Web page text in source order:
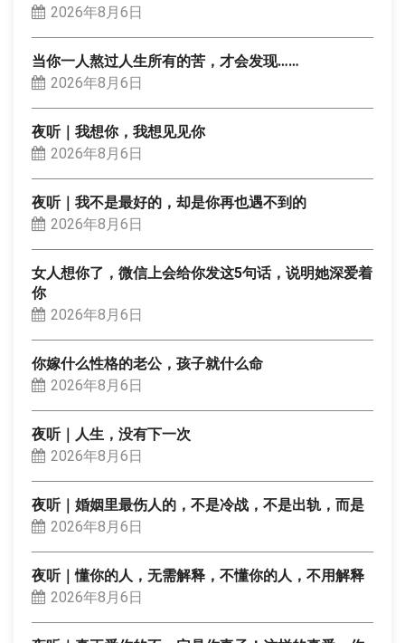
2026年8月6日
当你一人熬过人生所有的苦，才会发现……
2026年8月6日
夜听｜我想你，我想见见你
2026年8月6日
夜听｜我不是最好的，却是你再也遇不到的
2026年8月6日
女人想你了，微信上会给你发这5句话，说明她深爱着
你
2026年8月6日
你嫁什么性格的老公，孩子就什么命
2026年8月6日
夜听｜人生，没有下一次
2026年8月6日
夜听｜婚姻里最伤人的，不是冷战，不是出轨，而是
2026年8月6日
夜听｜懂你的人，无需解释，不懂你的人，不用解释
2026年8月6日